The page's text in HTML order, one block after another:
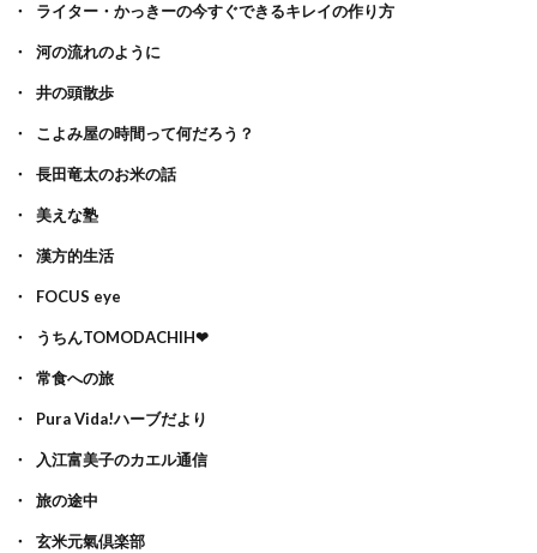
ライター・かっきーの今すぐできるキレイの作り方
河の流れのように
井の頭散歩
こよみ屋の時間って何だろう？
長田竜太のお米の話
美えな塾
漢方的生活
FOCUS eye
うちんTOMODACHIH❤
常食への旅
Pura Vida!ハーブだより
入江富美子のカエル通信
旅の途中
玄米元氣倶楽部